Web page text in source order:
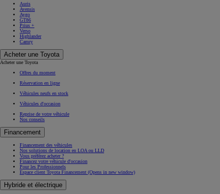
Auris
Avensis
Aygo
GT86
Prius +
Verso
Highlander
Camry
Acheter une Toyota
Acheter une Toyota
Offres du moment
Réservation en ligne
Véhicules neufs en stock
Véhicules d'occasion
Reprise de votre véhicule
Nos conseils
Financement
Financement des véhicules
Nos solutions de location en LOA ou LLD
Vous préférez acheter ?
Financez votre véhicule d'occasion
Pour les Professionnels
Espace client Toyota Financement (Opens in new window)
Hybride et électrique